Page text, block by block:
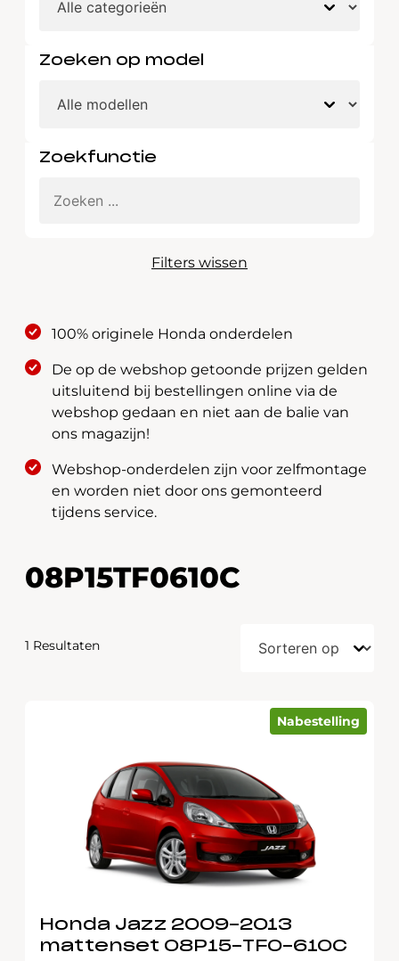
Zoeken op model
Zoekfunctie
Filters wissen
100% originele Honda onderdelen
De op de webshop getoonde prijzen gelden
uitsluitend bij bestellingen online via de
webshop gedaan en niet aan de balie van
ons magazijn!
Webshop-onderdelen zijn voor zelfmontage
en worden niet door ons gemonteerd
tijdens service.
08P15TF0610C
1 Resultaten
Nabestelling
Honda Jazz 2009-2013
mattenset 08P15-TF0-610C